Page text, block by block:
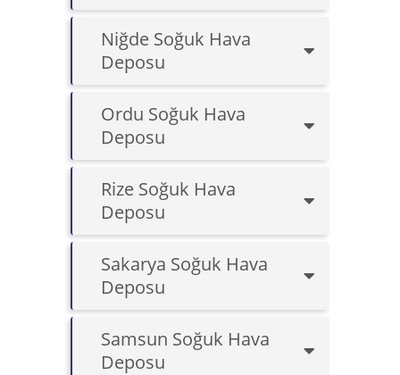
Niğde Soğuk Hava
Deposu
Ordu Soğuk Hava
Deposu
Rize Soğuk Hava
Deposu
Sakarya Soğuk Hava
Deposu
Samsun Soğuk Hava
Deposu